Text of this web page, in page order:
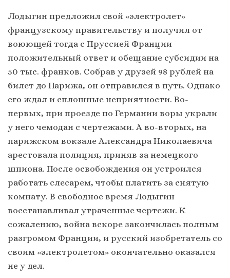
Лодыгин предложил свой «электролет»
французскому правительству и получил от
воюющей тогда с Пруссией Франции
положительный ответ и обещание субсидии на
50 тыс. франков. Собрав у друзей 98 рублей на
билет до Парижа, он отправился в путь. Однако
его ждал и сплошные неприятности. Во-
первых, при проезде по Германии воры украли
у него чемодан с чертежами. А во-вторых, на
парижском вокзале Александра Николаевича
арестовала полиция, приняв за немецкого
шпиона. После освобождения он устроился
работать слесарем, чтобы платить за снятую
комнату. В свободное время Лодыгин
восстанавливал утраченные чертежи. К
сожалению, война вскоре закончилась полным
разгромом Франции, и русский изобретатель со
своим «электролетом» окончательно оказался
не у дел.